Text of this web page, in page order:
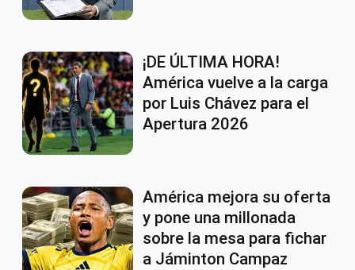
¡DE ÚLTIMA HORA!
América vuelve a la carga
por Luis Chávez para el
Apertura 2026
América mejora su oferta
y pone una millonada
sobre la mesa para fichar
a Jáminton Campaz